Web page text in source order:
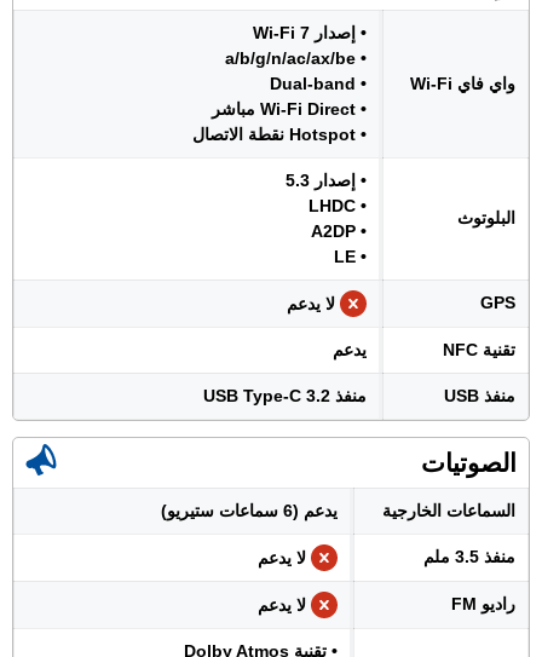
واي فاي Wi-Fi
• إصدار Wi-Fi 7
• a/b/g/n/ac/ax/be
• Dual-band
• Wi-Fi Direct مباشر
• Hotspot نقطة الاتصال
البلوتوث
• إصدار 5.3
• LHDC
• A2DP
• LE
GPS لا يدعم
تقنية NFC يدعم
منفذ USB منفذ USB Type-C 3.2
الصوتيات
السماعات الخارجية يدعم (6 سماعات ستيريو)
منفذ 3.5 ملم لا يدعم
راديو FM لا يدعم
• تقنية Dolby Atmos